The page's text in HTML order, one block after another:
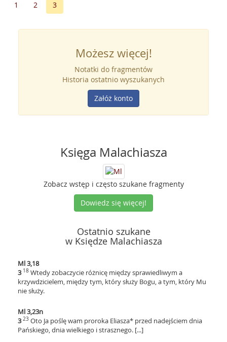
1 2 3
Możesz więcej!
Notatki do fragmentów
Historia ostatnio wyszukanych
Załóż konto
Księga Malachiasza
Zobacz wstęp i często szukane fragmenty
Dowiedz się więcej!
Ostatnio szukane
w Księdze Malachiasza
Ml 3,18
3 18 Wtedy zobaczycie różnicę między sprawiedliwym a
krzywdzicielem, między tym, który służy Bogu, a tym, który Mu
nie służy.
Ml 3,23n
3 23 Oto Ja poślę wam proroka Eliasza* przed nadejściem dnia
Pańskiego, dnia wielkiego i strasznego. [...]